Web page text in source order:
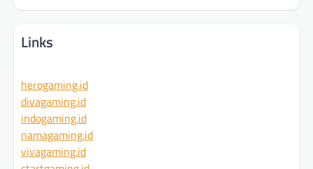
Links
herogaming.id
divagaming.id
indogaming.id
namagaming.id
vivagaming.id